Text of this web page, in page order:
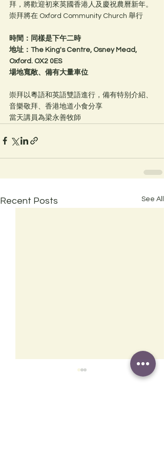
拜，將歡迎初來英國香港人及慶祝農曆新年。
崇拜將在 Oxford Community Church 舉行
時間：同樣是下午二時
地址：The King's Centre, Osney Mead,
Oxford. OX2 0ES
場地寬敞、備有大量車位
崇拜以粵語和英語雙語進行，備有特别介紹、
音樂敬拜、香港地道小食分享
當天講員為梁永善牧師
Recent Posts See All